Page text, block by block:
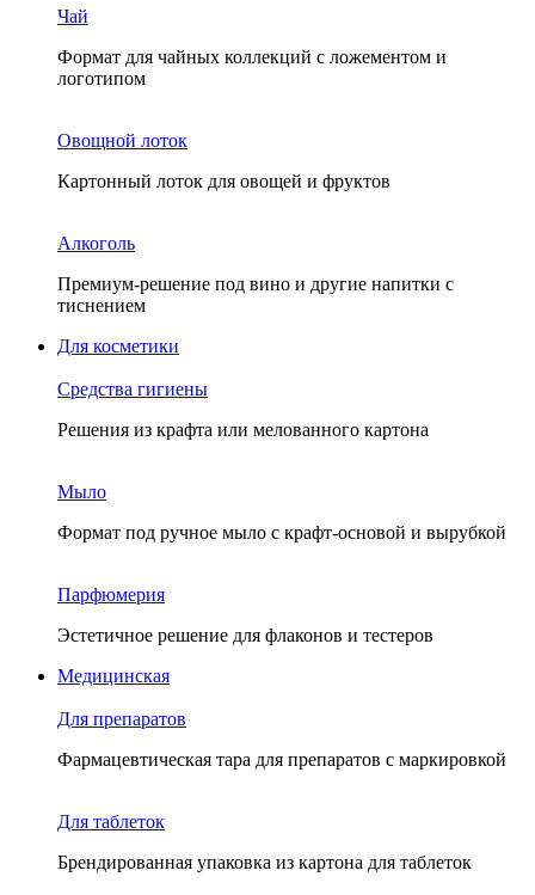
Чай
Формат для чайных коллекций с ложементом и
логотипом
Овощной лоток
Картонный лоток для овощей и фруктов
Алкоголь
Премиум-решение под вино и другие напитки с
тиснением
Для косметики
Средства гигиены
Решения из крафта или мелованного картона
Мыло
Формат под ручное мыло с крафт-основой и вырубкой
Парфюмерия
Эстетичное решение для флаконов и тестеров
Медицинская
Для препаратов
Фармацевтическая тара для препаратов с маркировкой
Для таблеток
Брендированная упаковка из картона для таблеток